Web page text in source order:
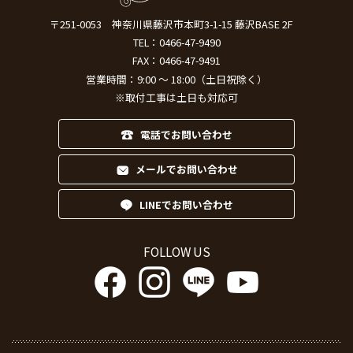
〒251-0053
神奈川県藤沢市本町3-1-15 藤沢BASE 2F
TEL： 0466-47-9490
FAX：0466-47-9491
営業時間：9:00 ～ 18:00（土日祝除く）
※取付工事は土日も対応可
電話でお問い合わせ
メールでお問い合わせ
LINEでお問い合わせ
FOLLOW US